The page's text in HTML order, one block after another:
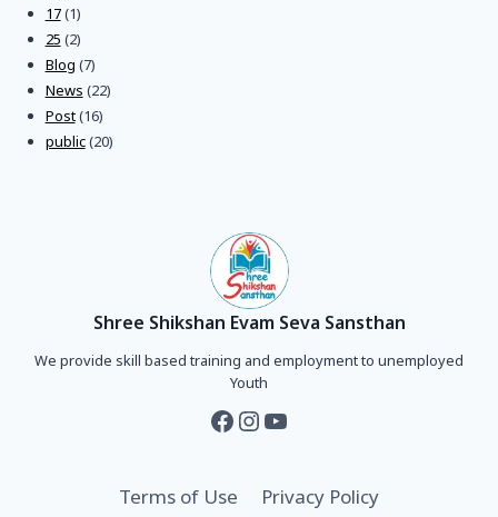
17(1)
25 (2)
Blog (7)
News (22)
Post(16)
public(20)
Shree Shikshan Evam Seva Sansthan
We provide skill based training and employment to unemployed
Youth
Terms of Use Privacy Policy